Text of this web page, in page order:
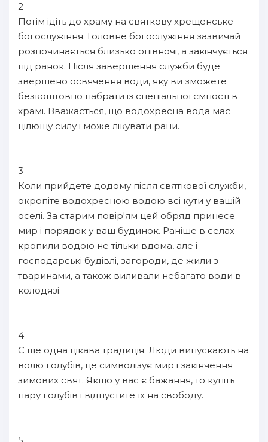
2
Потім ідіть до храму на святкову хрещенське
богослужіння. Головне богослужіння зазвичай
розпочинається близько опівночі, а закінчується
під ранок. Після завершення служби буде
звершено освячення води, яку ви зможете
безкоштовно набрати із спеціальної ємності в
храмі. Вважається, що водохресна вода має
цілющу силу і може лікувати рани.
3
Коли прийдете додому після святкової служби,
окропіте водохресною водою всі кути у вашій
оселі. За старим повір'ям цей обряд принесе
мир і порядок у ваш будинок. Раніше в селах
кропили водою не тільки вдома, але і
господарські будівлі, загороди, де жили з
тваринами, а також виливали небагато води в
колодязі.
4
Є ще одна цікава традиція. Люди випускають на
волю голубів, це символізує мир і закінчення
зимових свят. Якщо у вас є бажання, то купіть
пару голубів і відпустите їх на свободу.